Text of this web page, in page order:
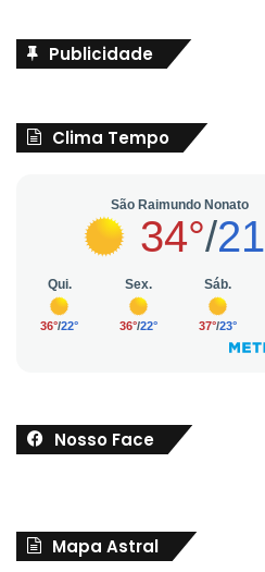
Publicidade
Clima Tempo
Nosso Face
Mapa Astral